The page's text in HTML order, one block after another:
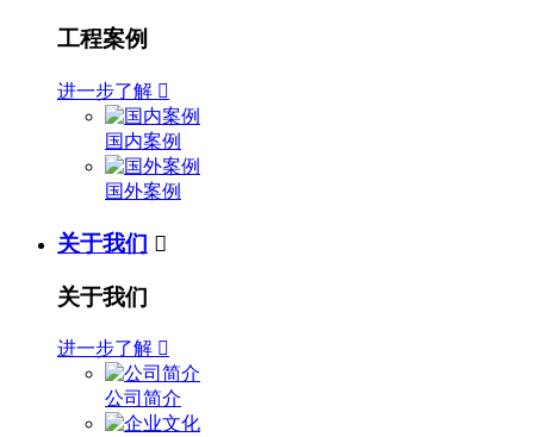
工程案例
进一步了解 
国内案例
国外案例
关于我们 
关于我们
进一步了解 
公司简介